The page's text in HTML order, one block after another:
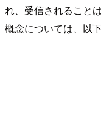
れ、受信されること
概念については、以